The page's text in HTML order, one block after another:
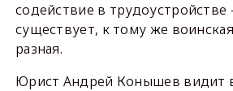
содействие в трудоустройстве
существует, к тому же
разная.
Юрист Андрей Конышев видит